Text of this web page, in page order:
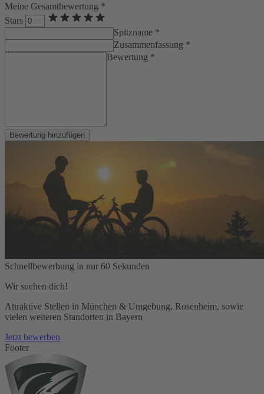
Meine Gesamtbewertung *
Stars
Spitzname *
Zusammenfassung *
Bewertung *
Bewertung hinzufügen
Schnellbewerbung in nur 60 Sekunden
Wir suchen dich!
Attraktive Stellen in München & Umgebung, Rosenheim, sowie
vielen weiteren Standorten in Bayern
Jetzt bewerben
Footer